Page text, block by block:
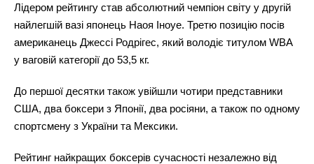
Лідером рейтингу став абсолютний чемпіон світу у другій
найлегшій вазі японець Наоя Іноуе. Третю позицію посів
американець Джессі Родрігес, який володіє титулом WBA
у ваговій категорії до 53,5 кг.
До першої десятки також увійшли чотири представники
США, два боксери з Японії, два росіяни, а також по одному
спортсмену з України та Мексики.
Рейтинг найкращих боксерів сучасності незалежно від